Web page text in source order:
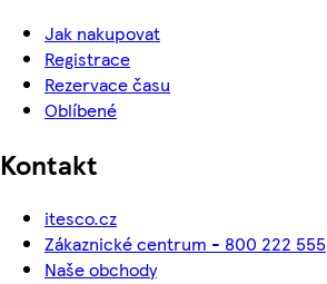
Jak nakupovat
Registrace
Rezervace času
Oblíbené
Kontakt
itesco.cz
Zákaznické centrum - 800 222 555
Naše obchody